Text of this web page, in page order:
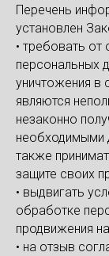
Перечень
установлен
• требовать от
персональных
уничтожения в
являются
незаконно
необходимыми
также
защите своих
• выдвигать
обработке
продвижения
• на отзыв